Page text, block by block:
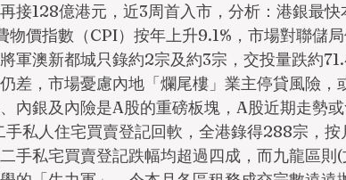
接128億港元，近3周首入市，分析：港銀最
物價指數（CPI）按年上升9.1%，市場對聯儲
軍澳新都城只錄約2宗及約3宗，交投量跌約
差，市場憂慮內地「爛尾樓」業主停貸風險，
內銀及內險是A股的重磅板塊，A股近期走勢
私人住宅買賣登記回軟，全港錄得288宗，按
手私宅買賣登記跌幅均超過四成，而九龍區